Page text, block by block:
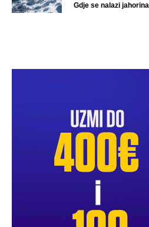
Gdje se nalazi jahorina